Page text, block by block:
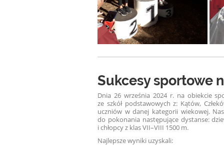
Sukcesy sportowe
Dnia 26 września 2024 r. na obiekcie
ze szkół podstawowych z: Kątów,
uczniów w danej kategorii wiekowej.
do pokonania następujące dystanse:
i chłopcy z klas VII–VIII 1500 m.
Najlepsze wyniki uzyskali: